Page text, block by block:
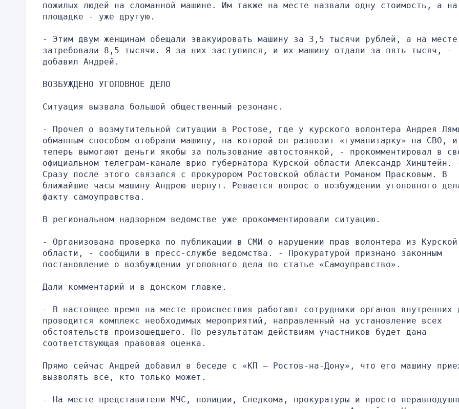
пожилых людей на сломанной машине. Им также на месте назвали одну стоимость, а на
площадке - уже другую.
- Этим двум женщинам обещали эвакуировать машину за 3,5 тысячи рублей, а на месте
затребовали 8,5 тысячи. Я за них заступился, и их машину отдали за пять тысяч, -
добавил Андрей.
ВОЗБУЖДЕНО УГОЛОВНОЕ ДЕЛО
Ситуация вызвала большой общественный резонанс.
- Прочел о возмутительной ситуации в Ростове, где у курского волонтера Андрея
обманным способом отобрали машину, на которой он развозит «гуманитарку» на СВО, и
теперь вымогают деньги якобы за пользование автостоянкой, - прокомментировал в
официальном телеграм-канале врио губернатора Курской области Александр Хинштейн.
Сразу после этого связался с прокурором Ростовской области Романом Прасковым. В
ближайшие часы машину Андрею вернут. Решается вопрос о возбуждении уголовного
факту самоуправства.
В региональном надзорном ведомстве уже прокомментировали ситуацию.
- Организована проверка по публикации в СМИ о нарушении прав волонтера из Курской
области, - сообщили в пресс-службе ведомства. - Прокуратурой признано законным
постановление о возбуждении уголовного дела по статье «Самоуправство».
Дали комментарий и в донском главке.
- В настоящее время на месте происшествия работают сотрудники органов внутренних
проводится комплекс необходимых мероприятий, направленный на установление всех
обстоятельств произошедшего. По результатам действиям участников будет дана
соответствующая правовая оценка.
Прямо сейчас Андрей добавил в беседе с «КП — Ростов-на-Дону», что его машину
вызволять все, кто только может.
- На месте представители МЧС, полиции, Следкома, прокуратуры и просто